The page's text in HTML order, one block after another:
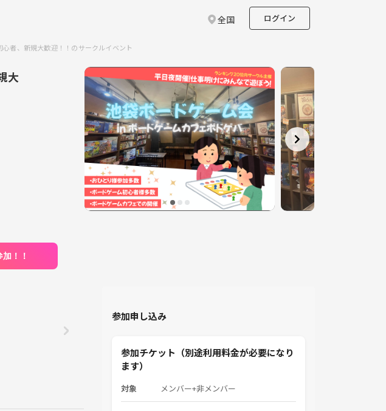
全国 ログイン
者、新規大歓迎！！のサークルイベント
大
！！
参加申し込み
参加チケット（別途利用料金が必要になり
ます）
対象 メンバー+非メンバー